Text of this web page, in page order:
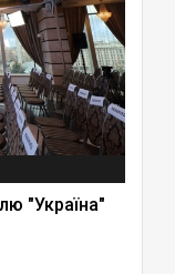
"Україна"